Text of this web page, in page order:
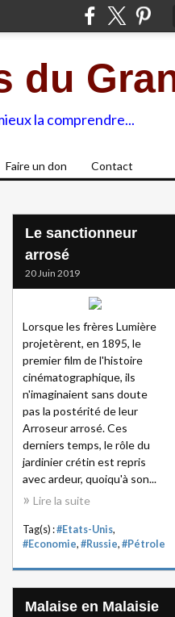
du
la comprendre...
Faire un don Contact
Le sanctionneur
arrosé
20 Juin 2019
Lorsque les frères Lumière
projetèrent, en 1895, le
premier film de l'histoire
cinématographique, ils
n'imaginaient sans doute
pas la postérité de leur
Arroseur arrosé. Ces
derniers temps, le rôle du
jardinier crétin est repris
avec ardeur, quoiqu'à son...
Lire la suite
Tag(s) :#Etats-Unis,
#Economie, #Russie, #Pétrole
Malaise en Malaisie